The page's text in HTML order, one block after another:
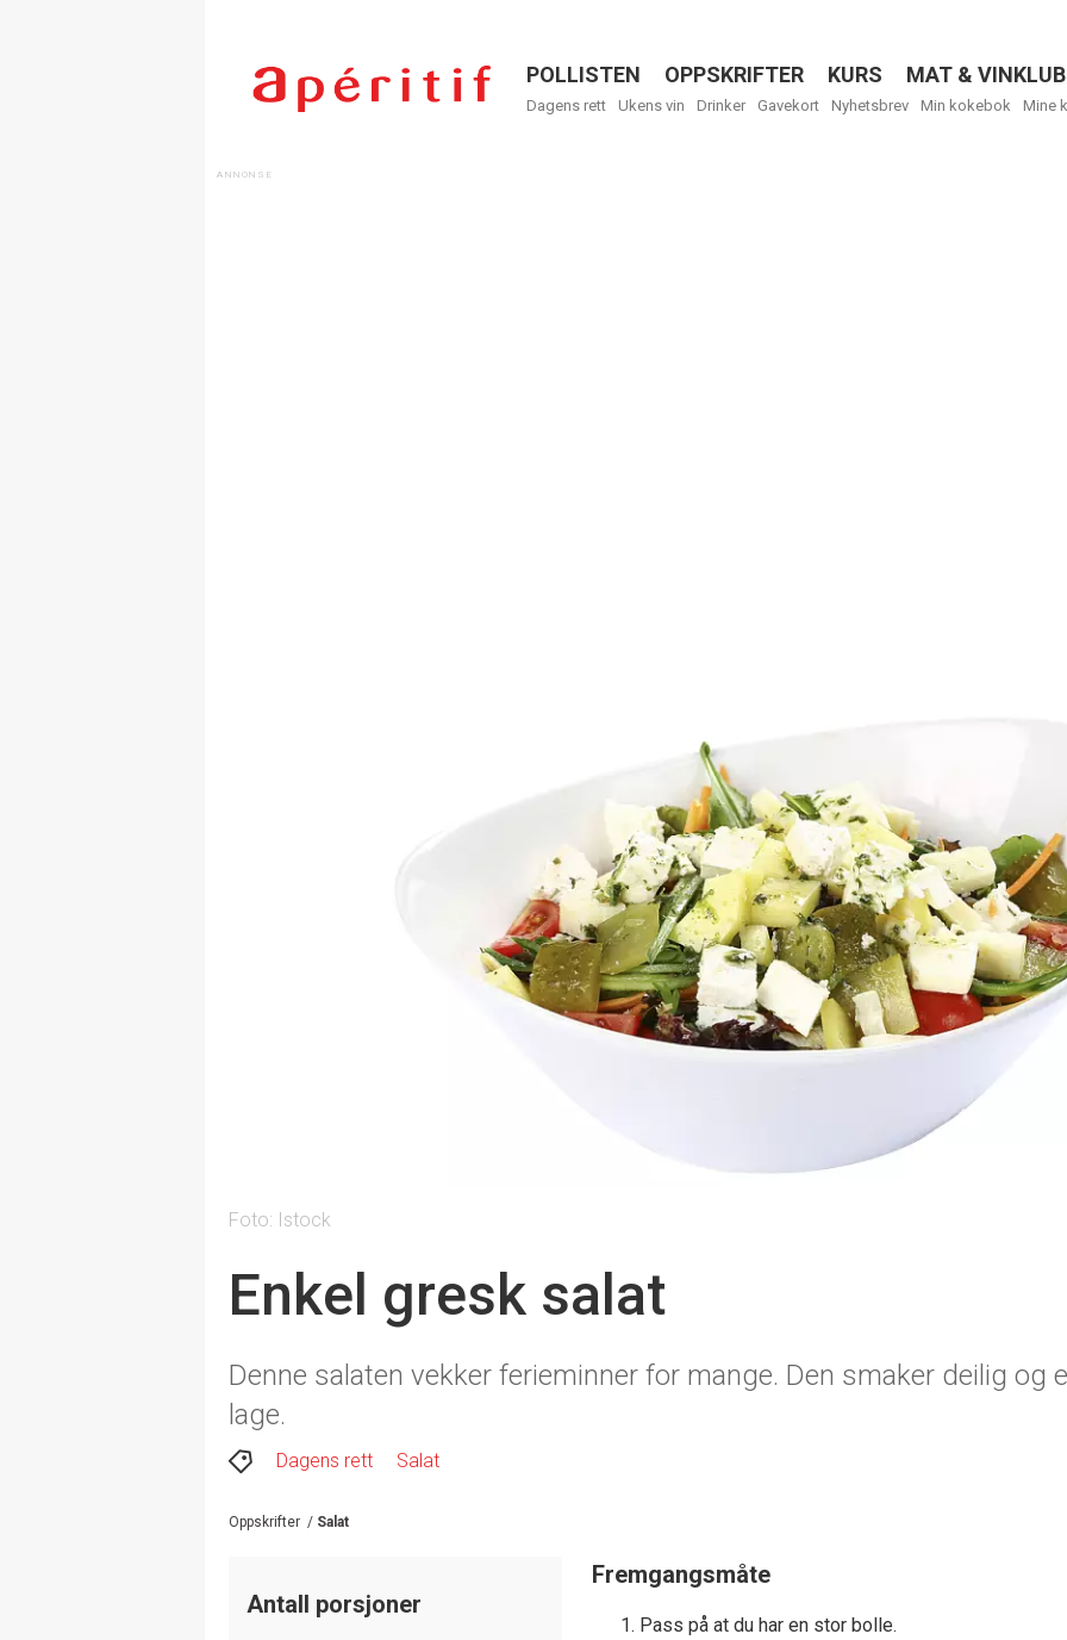
Menu
POLLISTEN OPPSKRIFTER KURS MAT &
Dagens rett Ukens vin Drinker Gavekort Nyhetsbrev Min kokebok Mine
Foto: Istock
Enkel gresk salat
Denne salaten vekker ferieminner for mange. Den smaker deilig og
lage.
Dagens rett Salat
Oppskrifter / Salat
Antall porsjoner
Fremgangsmåte
Pass på at du har en stor bolle.